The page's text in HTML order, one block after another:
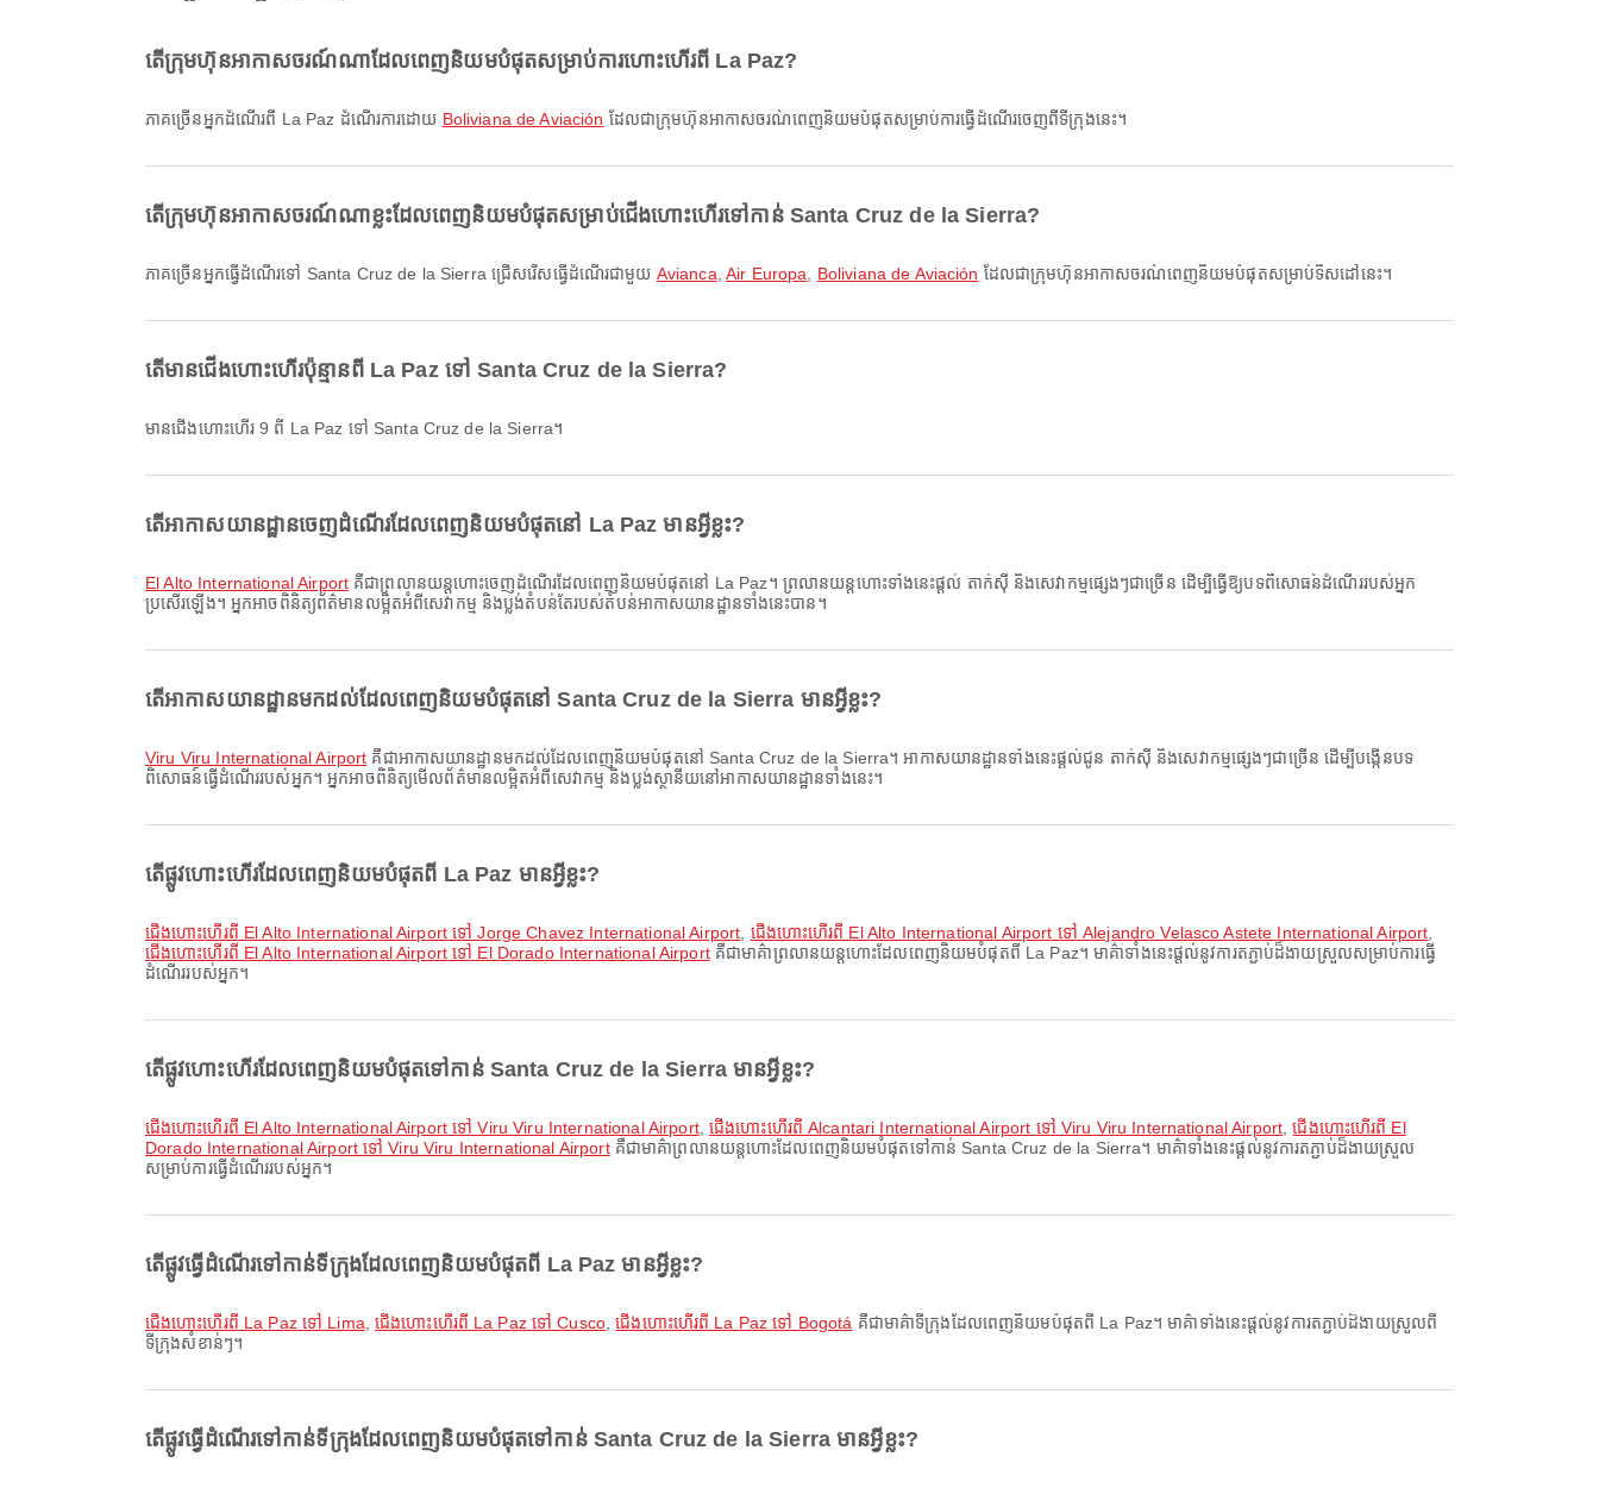
តើក្រុមហ៊ុនអាកាសចរណ៍ណាដែលពេញនិយមបំផុតសម្រាប់ការហោះហើរពី La Paz?
ភាគច្រើនអ្នកដំណើរពី La Paz ដំណើរការដោយ Boliviana de Aviación ដែលជាក្រុមហ៊ុនអាកាសចរណ៍ពេញនិយមបំផុតសម្រាប់ការធ្វើដំណើរចេញពីទីក្រុងនេះ។
តើក្រុមហ៊ុនអាកាសចរណ៍ណាខ្លះដែលពេញនិយមបំផុតសម្រាប់ជើងហោះហើរទៅកាន់ Santa Cruz de la Sierra?
ភាគច្រើនអ្នកធ្វើដំណើរទៅ Santa Cruz de la Sierra ជ្រើសរើសធ្វើដំណើរជាមួយ Avianca Air Europa Boliviana de Aviación ដែលជាក្រុមហ៊ុនអាកាសចរណ៍ពេញនិយមបំផុតសម្រាប់ទិសដៅនេះ។
តើមានជើងហោះហើរប៉ុន្មានពី La Paz ទៅ Santa Cruz de la Sierra?
មានជើងហោះហើរ 9 ពី La Paz ទៅ Santa Cruz de la Sierra។
តើអាកាសយានដ្ឋានចេញដំណើរដែលពេញនិយមបំផុតនៅ La Paz មានអ្វីខ្លះ?
El Alto International Airport គឺជាព្រលានយន្តហោះចេញដំណើរដែលពេញនិយមបំផុតនៅ La Paz។ ព្រលានយន្តហោះទាំងនេះផ្តល់ តាក់ស៊ី និងសេវាកម្មផ្សេងៗជាច្រើន ដើម្បីធ្វើឱ្យបទពិសោធន៍ដំណើររបស់អ្នក
ប្រសើរឡើង។ អ្នកអាចពិនិត្យព័ត៌មានលម្អិតអំពីសេវាកម្ម និងប្លង់តំបន់តែរបស់តំបន់អាកាសយានដ្ឋានទាំងនេះបាន។
តើអាកាសយានដ្ឋានមកដល់ដែលពេញនិយមបំផុតនៅ Santa Cruz de la Sierra មានអ្វីខ្លះ?
Viru Viru International Airport គឺជាអាកាសយានដ្ឋានមកដល់ដែលពេញនិយមបំផុតនៅ Santa Cruz de la Sierra។ អាកាសយានដ្ឋានទាំងនេះផ្តល់ជូន តាក់ស៊ី និងសេវាកម្មផ្សេងៗជាច្រើន ដើម្បីបង្កើនបទ
ពិសោធន៍ធ្វើដំណើររបស់អ្នក។ អ្នកអាចពិនិត្យមើលព័ត៌មានលម្អិតអំពីសេវាកម្ម និងប្លង់ស្ថានីយនៅអាកាសយានដ្ឋានទាំងនេះ។
តើផ្លូវហោះហើរដែលពេញនិយមបំផុតពី La Paz មានអ្វីខ្លះ?
ជើងហោះហើរពី El Alto International Airport ទៅ Jorge Chavez International Airport ជើងហោះហើរពី El Alto International Airport ទៅ Alejandro Velasco Astete International Airport
ជើងហោះហើរពី El Alto International Airport ទៅ El Dorado International Airportគឺជាមាគ៌ាព្រលានយន្តហោះដែលពេញនិយមបំផុតពី La Paz។ មាគ៌ាទាំងនេះផ្តល់នូវការតភ្ជាប់ដ៏ងាយស្រួលសម្រាប់ការធ្វើ
ដំណើររបស់អ្នក។
តើផ្លូវហោះហើរដែលពេញនិយមបំផុតទៅកាន់ Santa Cruz de la Sierra មានអ្វីខ្លះ?
ជើងហោះហើរពី El Alto International Airport ទៅ Viru Viru International Airport,ជើងហោះហើរពី Alcantari International Airport ទៅ Viru Viru International Airport ,ជើងហោះហើរពី El
Dorado International Airport ទៅ Viru Viru International Airportគឺជាមាគ៌ាព្រលានយន្តហោះដែលពេញនិយមបំផុតទៅកាន់ Santa Cruz de la Sierra។ មាគ៌ាទាំងនេះផ្តល់នូវការតភ្ជាប់ដ៏ងាយស្រួល
សម្រាប់ការធ្វើដំណើររបស់អ្នក។
តើផ្លូវធ្វើដំណើរទៅកាន់ទីក្រុងដែលពេញនិយមបំផុតពី La Paz មានអ្វីខ្លះ?
ជើងហោះហើរពី La Paz ទៅ Lima ,ជើងហោះហើរពី La Paz ទៅ Cusco ,ជើងហោះហើរពី La Paz ទៅ Bogotá គឺជាមាគ៌ាទីក្រុងដែលពេញនិយមបំផុតពី La Paz។ មាគ៌ាទាំងនេះផ្តល់នូវការតភ្ជាប់ដ៏ងាយស្រួលពី
ទីក្រុងសំខាន់ៗ។
តើផ្លូវធ្វើដំណើរទៅកាន់ទីក្រុងដែលពេញនិយមបំផុតទៅកាន់ Santa Cruz de la Sierra មានអ្វីខ្លះ?